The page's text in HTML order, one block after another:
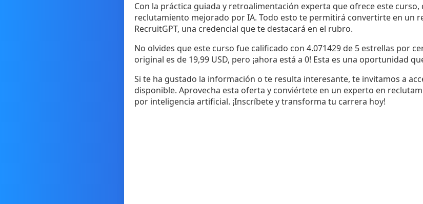
Con la práctica guiada y retroalimentación experta que ofrece este
reclutamiento mejorado por IA. Todo esto te permitirá convertirte en un
RecruitGPT, una credencial que te destacará en el rubro.
No olvides que este curso fue calificado con 4.071429 de 5 estrellas por
original es de 19,99 USD, pero ¡ahora está a 0! Esta es una oportunidad
Si te ha gustado la información o te resulta interesante, te invitamos a
disponible. Aprovecha esta oferta y conviértete en un experto en
por inteligencia artificial. ¡Inscríbete y transforma tu carrera hoy!